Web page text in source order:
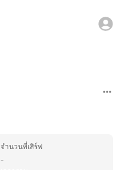
-
จำนวนที่เสิร์ฟ